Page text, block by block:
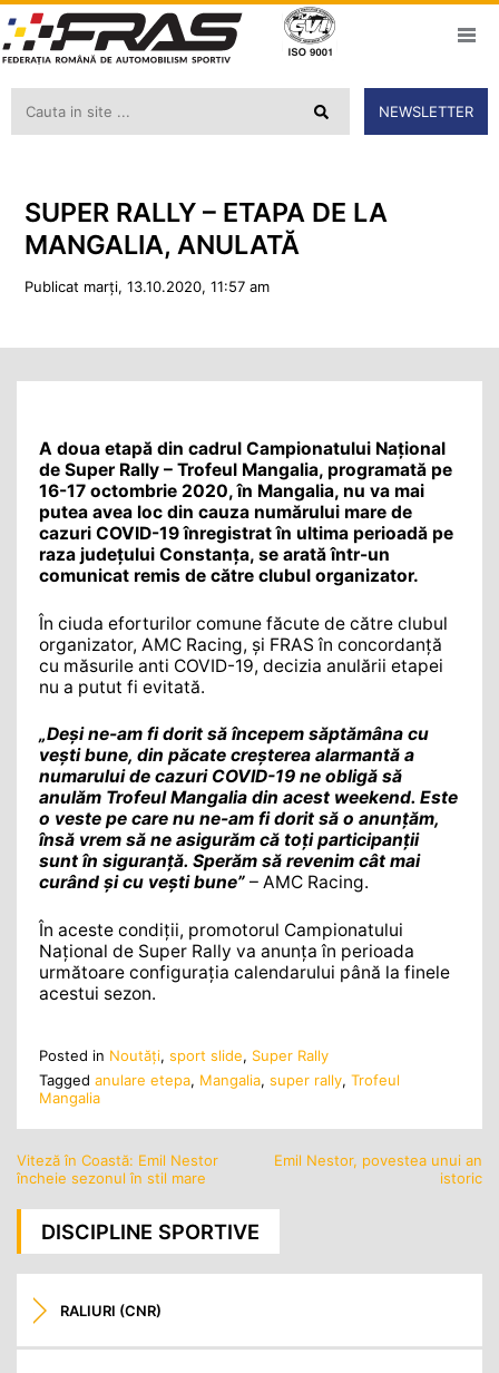
NEWSLETTER
SUPER RALLY – ETAPA DE LA
MANGALIA, ANULATĂ
Publicat marți, 13.10.2020, 11:57 am
A doua etapă din cadrul Campionatului Naţional
de Super Rally – Trofeul Mangalia, programată pe
16-17 octombrie 2020, în Mangalia, nu va mai
putea avea loc din cauza numărului mare de
cazuri COVID-19 înregistrat în ultima perioadă pe
raza județului Constanța, se arată într-un
comunicat remis de către clubul organizator.
În ciuda eforturilor comune făcute de către clubul
organizator, AMC Racing, şi FRAS în concordanță
cu măsurile anti COVID-19, decizia anulării etapei
nu a putut fi evitată.
„Deși ne-am fi dorit să începem săptămâna cu
vești bune, din păcate creșterea alarmantă a
numarului de cazuri COVID-19 ne obligă să
anulăm Trofeul Mangalia din acest weekend. Este
o veste pe care nu ne-am fi dorit să o anunțăm,
însă vrem să ne asigurăm că toți participanții
sunt în siguranță. Sperăm să revenim cât mai
curând și cu vești bune” – AMC Racing.
În aceste condiţii, promotorul Campionatului
Național de Super Rally va anunța în perioada
următoare configurația calendarului până la finele
acestui sezon.
Posted in Noutăţi, sport slide, Super Rally
Tagged anulare etepa, Mangalia, super rally, Trofeul
Mangalia
Navigare
articole
Viteză în Coastă: Emil Nestor
încheie sezonul în stil mare
Emil Nestor, povestea unui an
istoric
DISCIPLINE SPORTIVE
RALIURI (CNR)